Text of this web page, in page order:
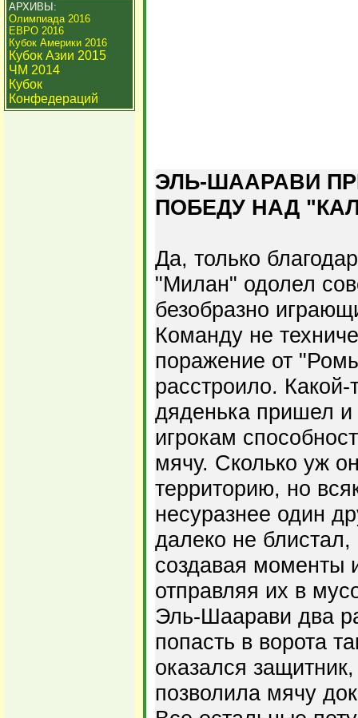
АРХИВЫ:
Олимпиада 2016
ЕВРО 2016
Кубок Америки 2016
Кубок Азии 2015
ЧМ 2014
Кубок
Конфедераций
ЭЛЬ-ШААРАВИ
ПОБЕДУ НАД
Да, только
"Милан" одолел
безобразно
Команду не
поражение от
расстроило. Какой-
дяденька пришел
игрокам
мячу. Сколько уж
территорию, но
несуразнее один
далеко не
создавая моменты
отправляя их в
Эль-Шаарави два
попасть в ворота
оказался
позволила мячу